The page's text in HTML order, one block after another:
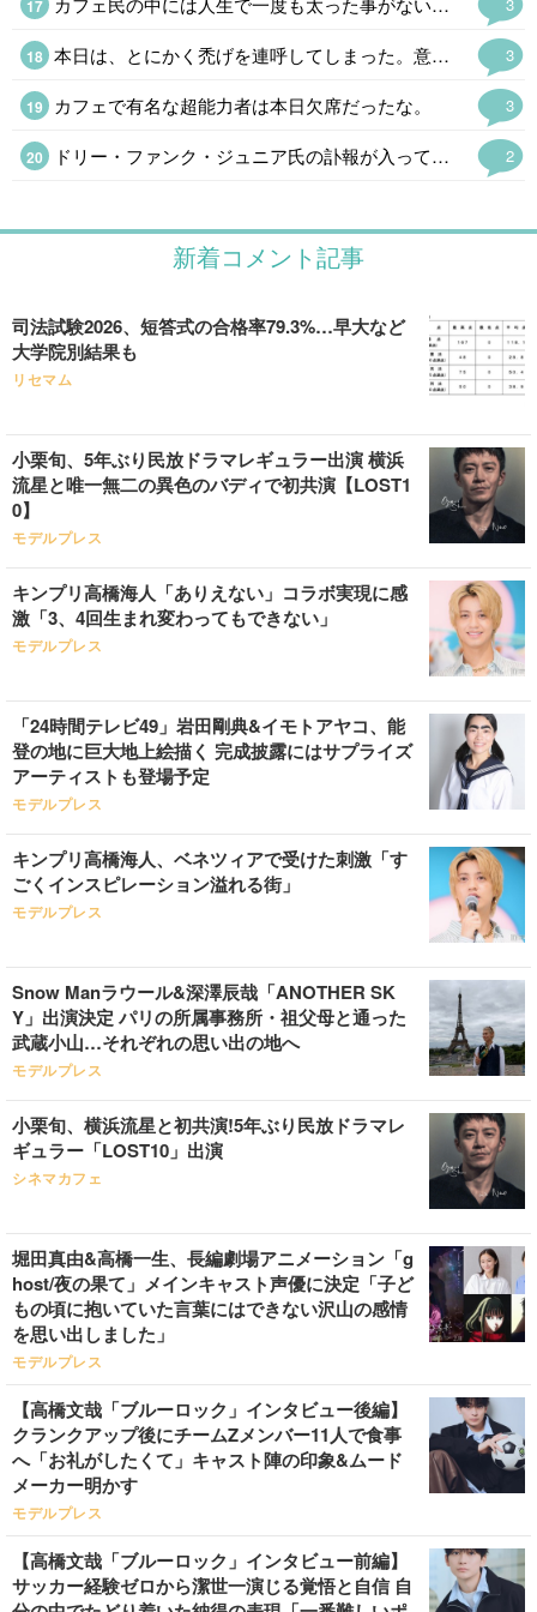
3
本日は、とにかく禿げを連呼してしまった。意図はしていないのだが(笑)。
3
カフェで有名な超能力者は本日欠席だったな。
2
ドリー・ファンク・ジュニア氏の訃報が入って喪に服して自粛。荒法師ジン·キニスキーからNWA世界王座を奪った時は時代が変わったと思った。野球でいえば張本さんの世界からイチローの時代になったようなもので。馬場さんの全日本プロレスはファンク一家あってのものでファンには大恩人。あの世界で85歳で天寿を全うしたのは凄い。
新着コメント記事
司法試験2026、短答式の合格率79.3%…早大など
大学院別結果も
リセマム
小栗旬、5年ぶり民放ドラマレギュラー出演 横浜
流星と唯一無二の異色のバディで初共演【LOST1
0】
モデルプレス
キンプリ高橋海人「ありえない」コラボ実現に感
激「3、4回生まれ変わってもできない」
モデルプレス
「24時間テレビ49」岩田剛典&イモトアヤコ、能
登の地に巨大地上絵描く 完成披露にはサプライズ
アーティストも登場予定
モデルプレス
キンプリ高橋海人、ベネツィアで受けた刺激「す
ごくインスピレーション溢れる街」
モデルプレス
Snow Manラウール&深澤辰哉「ANOTHER SK
Y」出演決定 パリの所属事務所・祖父母と通った
武蔵小山…それぞれの思い出の地へ
モデルプレス
小栗旬、横浜流星と初共演!5年ぶり民放ドラマレ
ギュラー「LOST10」出演
シネマカフェ
堀田真由&高橋一生、長編劇場アニメーション「g
host/夜の果て」メインキャスト声優に決定「子ど
もの頃に抱いていた言葉にはできない沢山の感情
を思い出しました」
モデルプレス
【高橋文哉「ブルーロック」インタビュー後編】
クランクアップ後にチームZメンバー11人で食事
へ「お礼がしたくて」キャスト陣の印象&ムード
メーカー明かす
モデルプレス
【高橋文哉「ブルーロック」インタビュー前編】
サッカー経験ゼロから潔世一演じる覚悟と自信 自